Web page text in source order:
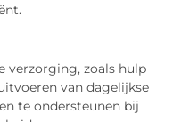
verzorging, zoals hulp
van dagelijkse
te ondersteunen bij